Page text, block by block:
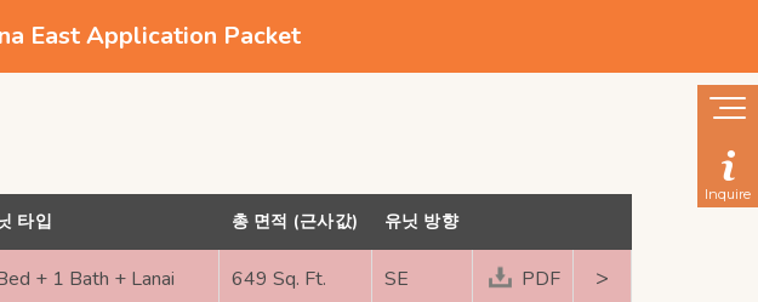
East Application Packet
Inquire
타입 총 면적 (근사값) 유닛 방향
+ 1 Bath + Lanai 649 Sq. Ft. SE PDF >